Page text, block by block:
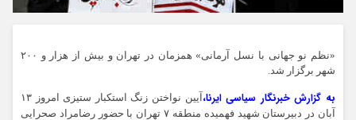
«نظم نو جهانی با نسل آرمانی» همزمان در تهران و بیش از هزار و ۲۰۰
شهر برگزار شد.
به گزارش خبرنگار سیاسی ایرنا،
آیین نواختن زنگ استکبار ستیزی امروز ۱۳
آبان در دبیرستان شهید فهمیده منطقه ۷ تهران با حضور رضامراد صحرایی